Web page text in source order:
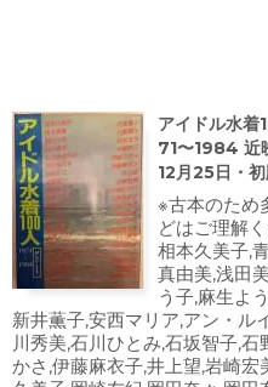
アイドル水
71〜1984 近
12月25日・
※古本のため
どはご理解く
相本久美子,
真由美,浅田
う子,麻生よ
新井薫子,安西マリア,アン・ル
川秀美,石川ひとみ,石坂智子,
かさ,伊藤麻衣子,井上望,岩崎